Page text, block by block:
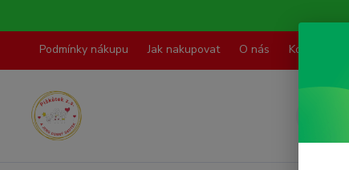
Podmínky nákupu Jak nakupovat O nás Kontakty